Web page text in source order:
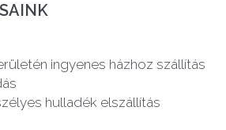
ingyenes házhoz szállítás
hulladék elszállítás